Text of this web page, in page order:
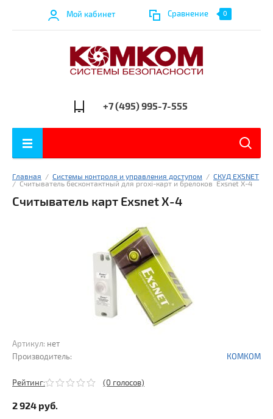
Мой кабинет Сравнение 0
+7 (495) 995-7-555
Главная
  /
Системы контроля и управления доступом
  /
СКУД EXSNET
/ Считыватель бесконтактный для proxi-карт и брелоков  Exsnet X-4
Считыватель карт Exsnet X-4
Артикул: нет
Производитель:
КОМКОМ
Рейтинг: (0 голосов)
2 924 руб.